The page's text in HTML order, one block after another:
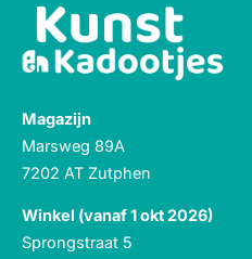
Magazijn
Marsweg 89A
7202 AT Zutphen
Winkel (vanaf 1 okt 2026)
Sprongstraat 5